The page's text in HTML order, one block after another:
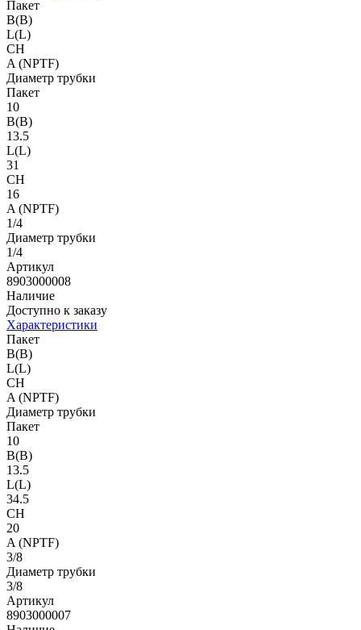
Пакет
B(B)
L(L)
CH
A (NPTF)
Диаметр трубки
Пакет
10
B(B)
13.5
L(L)
31
CH
16
A (NPTF)
1/4
Диаметр трубки
1/4
Артикул
8903000008
Наличие
Доступно к заказу
Характеристики
Пакет
B(B)
L(L)
CH
A (NPTF)
Диаметр трубки
Пакет
10
B(B)
13.5
L(L)
34.5
CH
20
A (NPTF)
3/8
Диаметр трубки
3/8
Артикул
8903000007